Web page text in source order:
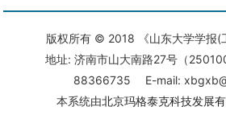
版权所有 © 2018 《山东大学学报
地址: 济南市山大南路27号（
88366735 E-mail:
本系统由北京玛格泰克科技发展